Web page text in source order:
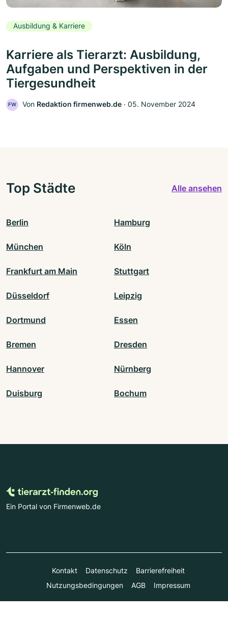
Ausbildung & Karriere
Karriere als Tierarzt: Ausbildung,
Aufgaben und Perspektiven in der
Tiergesundheit
FW Von Redaktion firmenweb.de ‧ 05. November 2024
Top Städte Alle ansehen
Berlin Hamburg
München Köln
Frankfurt am Main Stuttgart
Düsseldorf Leipzig
Dortmund Essen
Bremen Dresden
Hannover Nürnberg
Duisburg Bochum
Ein Portal von Firmenweb.de
Kontakt Datenschutz
Barrierefreiheit
Nutzungsbedingungen
AGB Impressum